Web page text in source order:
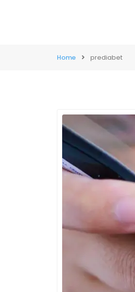
Home prediabet